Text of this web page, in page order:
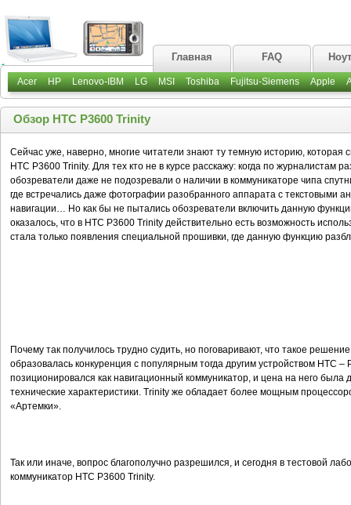
Главная FAQ
Acer HP Lenovo-IBM LG MSI Toshiba Fujitsu-Siemens Apple
Обзор HTC P3600 Trinity
Сейчас уже, наверно, многие читатели знают ту темную историю, которая
HTC P3600 Trinity. Для тех кто не в курсе расскажу: когда по журналистам
обозреватели даже не подозревали о наличии в коммуникаторе чипа
где встречались даже фотографии разобранного аппарата с текстовыми
навигации… Но как бы не пытались обозреватели включить данную
оказалось, что в HTC P3600 Trinity действительно есть возможность
стала только появления специальной прошивки, где данную функцию
Почему так получилось трудно судить, но поговаривают, что такое
образовалась конкуренция с популярным тогда другим устройством HTC
позиционировался как навигационный коммуникатор, и цена на него была
технические характеристики. Trinity же обладает более мощным
«Артемки».
Так или иначе, вопрос благополучно разрешился, и сегодня в тестовой
коммуникатор HTC P3600 Trinity.